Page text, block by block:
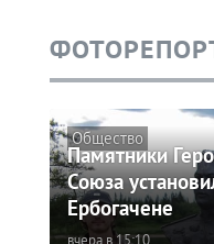
Общество
Памятники
Союза
Ербогачене
вчера в 15:10